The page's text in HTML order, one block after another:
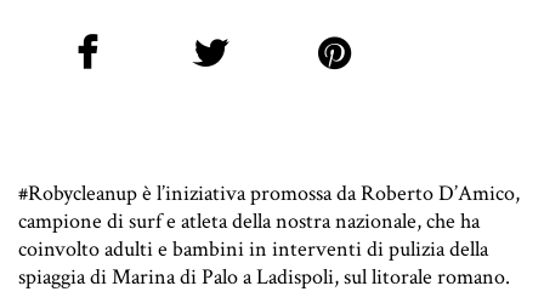
#Robycleanup è l’iniziativa promossa da Roberto D’Amico,
campione di surf e atleta della nostra nazionale, che ha
coinvolto adulti e bambini in interventi di pulizia della
spiaggia di Marina di Palo a Ladispoli, sul litorale romano.